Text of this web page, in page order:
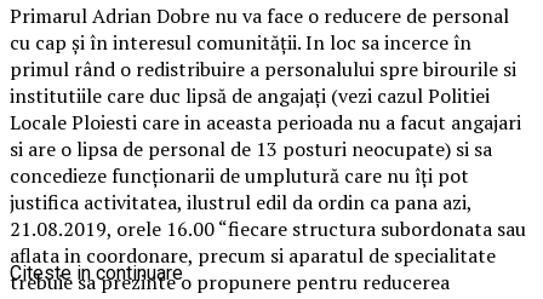
Primarul Adrian Dobre nu va face o reducere de personal
cu cap și în interesul comunității. In loc sa incerce în
primul rând o redistribuire a personalului spre birourile si
institutiile care duc lipsă de angajați (vezi cazul Politiei
Locale Ploiesti care in aceasta perioada nu a facut angajari
si are o lipsa de personal de 13 posturi neocupate) si sa
concedieze funcționarii de umplutură care nu îți pot
justifica activitatea, ilustrul edil da ordin ca pana azi,
21.08.2019, orele 16.00 “fiecare structura subordonata sau
aflata in coordonare, precum si aparatul de specialitate
trebuie sa prezinte o propunere pentru reducerea
Citeste in continuare